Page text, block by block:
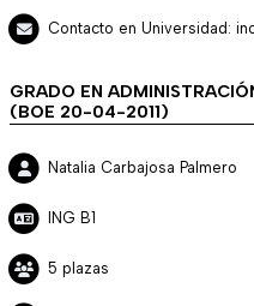
Contacto en Universidad:
GRADO EN
(BOE 20-04-2011)
Natalia Carbajosa Palmero
ING B1
5 plazas